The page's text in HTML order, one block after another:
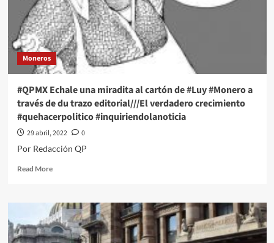
Moneros
#QPMX Echale una miradita al cartón de #Luy #Monero a
través de du trazo editorial///El verdadero crecimiento
#quehacerpolitico #inquiriendolanoticia
29 abril, 2022
0
Por Redacción QP
Read MoreRead
#QPMX
Echale
una
miradita